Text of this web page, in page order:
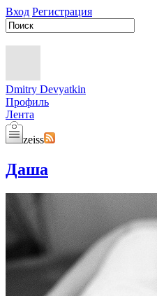
Вход Регистрация
Dmitry Devyatkin
Профиль
Лента
zeiss
Даша